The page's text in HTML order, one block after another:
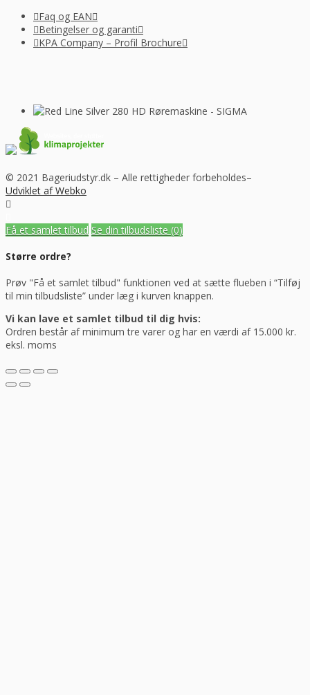
Faq og EAN
Betingelser og garanti
KPA Company – Profil Brochure
© 2021 Bageriudstyr.dk – Alle rettigheder forbeholdes–
Udviklet af Webko
Få et samlet tilbud Se din tilbudsliste (0)
Større ordre?
Prøv "Få et samlet tilbud" funktionen ved at sætte flueben i “Tilføj
til min tilbudsliste” under læg i kurven knappen.
Vi kan lave et samlet tilbud til dig hvis:
Ordren består af minimum tre varer og har en værdi af 15.000 kr.
eksl. moms